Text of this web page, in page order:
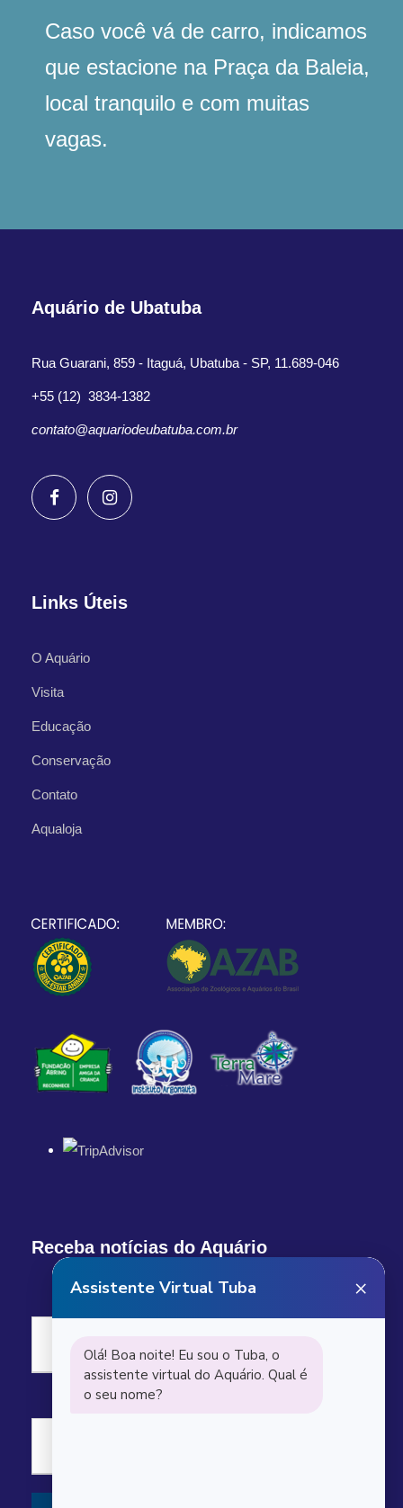
Caso você vá de carro, indicamos
que estacione na Praça da Baleia,
local tranquilo e com muitas
vagas.
Aquário de Ubatuba
Rua Guarani, 859 - Itaguá, Ubatuba - SP, 11.689-046
+55 (12) 3834-1382
contato@aquariodeubatuba.com.br
Links Úteis
O Aquário
Visita
Educação
Conservação
Contato
Aqualoja
Receba notícias do Aquário